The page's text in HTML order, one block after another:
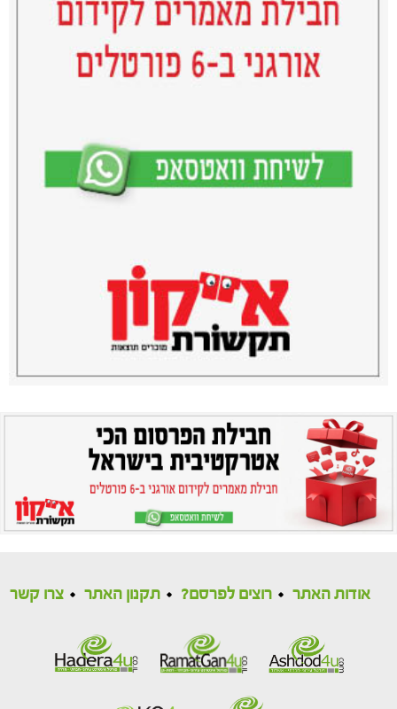
אודות האתר רוצים לפרסם? תקנון האתר צרו קשר